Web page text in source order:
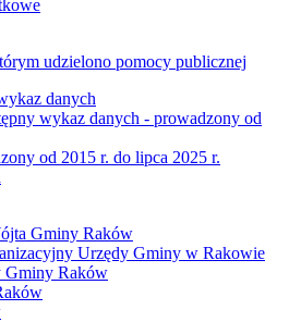
udzielono pomocy publicznej
danych
wykaz danych - prowadzony od
od 2015 r. do lipca 2025 r.
Gminy Raków
Urzędy Gminy w Rakowie
Gminy Raków